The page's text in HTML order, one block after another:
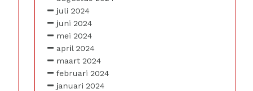
juli 2024
juni 2024
mei 2024
april 2024
maart 2024
februari 2024
januari 2024